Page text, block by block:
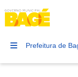
Prefeitura de